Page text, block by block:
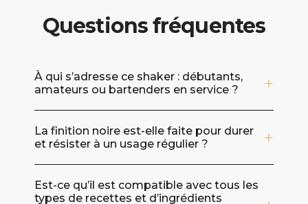
Questions fréquentes
À qui s’adresse ce shaker : débutants,
amateurs ou bartenders en service ?
particuliers qui veulent progresser qu’aux
professionnels qui recherchent un matériel
fiable au quotidien. La prise en main est
intuitive pour apprendre les bons gestes, et
sa conception en acier inoxydable en fait un
La finition noire est-elle faite pour durer
et résister à un usage régulier ?
une finition noire, un choix apprécié pour sa
Est-ce qu’il est compatible avec tous les
types de recettes et d’ingrédients